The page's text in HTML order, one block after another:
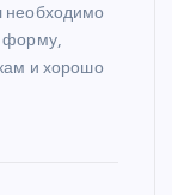
необходимо
форму,
и хорошо